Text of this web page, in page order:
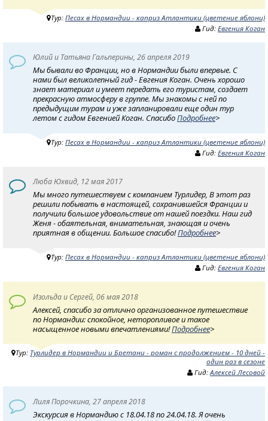
Тур: Песах в Нормандии - каприз Атлантики (цветение яблони)
Гид: Евгения Коган
Юлий и Татьяна Гальперины, 26 апреля 2019
Мы бывали во Франции, но в Нормандии были впервые. С
нами был великолепный гид - Евгения Коган. Очень хорошо
знает материал и умеет передать его туристам, создает
прекрасную атмосферу в группе. Мы знакомы с ней по
предыдущим турам и уже запланировали еще один тур
летом с гидом Евгенией Коган. СпасибоПодробнее>
Тур: Песах в Нормандии - каприз Атлантики (цветение яблони)
Гид: Евгения Коган
Люба Юхвид, 12 мая 2017
Мы много путешествуем с компанием Турлидер, В этот раз
решили побывать в настоящей, сохранившейся Франции и
получили большое удовольствие от нашей поездки. Наш гид
Женя - обаятельная, внимательная, знающая и очень
приятная в общении. Большое спасибо!Подробнее>
Тур: Песах в Нормандии - каприз Атлантики (цветение яблони)
Гид: Евгения Коган
Изольда и Сергей, 06 мая 2018
Алексей, спасибо за отлично организованное путешествие
по Нормандии: спокойное, неторопливое и такое
насыщенное новыми впечатлениями!Подробнее>
Тур: Турлидер в Нормандии и Бретани - роман с продолжением - 10 дней -
один раз в сезоне
Гид:Алексей Лесовой
Лиля Порочкина, 27 апреля 2018
Экскурсия в Нормандию с 18.04.18 по 24.04.18. Я очень